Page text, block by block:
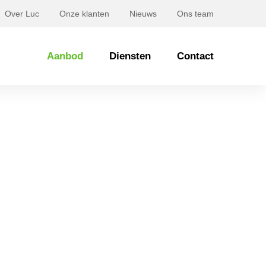
Over Luc Onze klanten Nieuws Ons team
Aanbod Diensten Contact